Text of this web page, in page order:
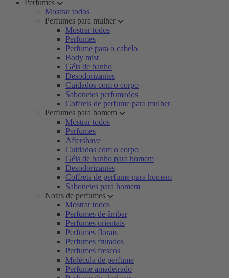
Perfumes
Mostrar todos
Perfumes para mulher
Mostrar todos
Perfumes
Perfume para o cabelo
Body mist
Géis de banho
Desodorizantes
Cuidados com o corpo
Sabonetes perfumados
Coffrets de perfume para mulher
Perfumes para homem
Mostrar todos
Perfumes
Aftershave
Cuidados com o corpo
Géis de banho para homem
Desodorizantes
Coffrets de perfume para homem
Sabonetes para homem
Notas de perfumes
Mostrar todos
Perfumes de âmbar
Perfumes orientais
Perfumes florais
Perfumes frutados
Perfumes frescos
Molécula de perfume
Perfume amadeirado